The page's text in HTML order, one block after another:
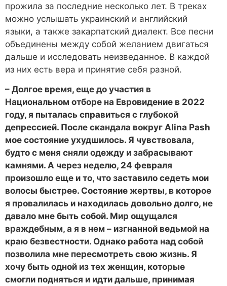
прожила за последние несколько лет. В треках
можно услышать украинский и английский
языки, а также закарпатский диалект. Все песни
объединены между собой желанием двигаться
дальше и исследовать неизведанное. В каждой
из них есть вера и принятие себя разной.
– Долгое время, еще до участия в
Национальном отборе на Евровидение в 2022
году, я пыталась справиться с глубокой
депрессией. После скандала вокруг Alina Pash
мое состояние ухудшилось. Я чувствовала,
будто с меня сняли одежду и забрасывают
камнями. А через неделю, 24 февраля
произошло еще и то, что заставило седеть мои
волосы быстрее. Состояние жертвы, в которое
я провалилась и находилась довольно долго, не
давало мне быть собой. Мир ощущался
враждебным, а я в нем – изгнанной ведьмой на
краю безвестности. Однако работа над собой
позволила мне пересмотреть свою жизнь. Я
хочу быть одной из тех женщин, которые
смогли подняться и идти дальше, принимая